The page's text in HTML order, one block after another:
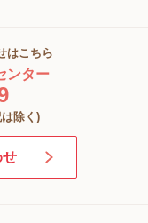
はこちら
ンター
除く)
せ